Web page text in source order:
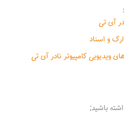
آی تی
و اسناد
ویدیویی کامپیوتر نادر آی تی
باشید;